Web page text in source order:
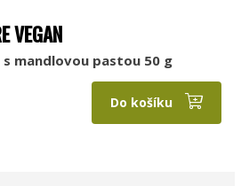
VEGAN
mandlovou pastou 50 g
Do košíku